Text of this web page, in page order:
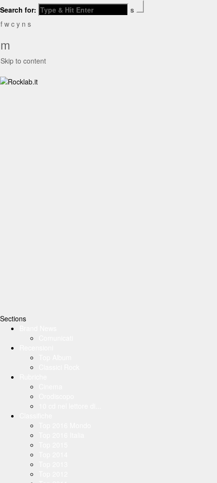
Search for:
s
f w c y n s
m
Skip to content
Sections